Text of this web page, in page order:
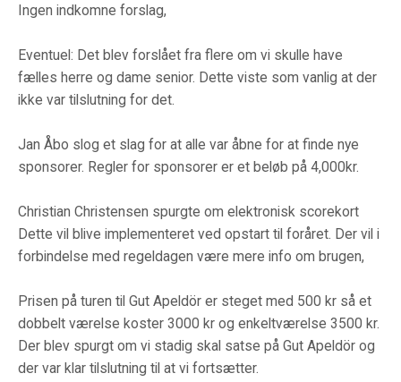
Ingen indkomne forslag,
Eventuel: Det blev forslået fra flere om vi skulle have
fælles herre og dame senior. Dette viste som vanlig at der
ikke var tilslutning for det.
Jan Åbo slog et slag for at alle var åbne for at finde nye
sponsorer. Regler for sponsorer er et beløb på 4,000kr.
Christian Christensen spurgte om elektronisk scorekort
Dette vil blive implementeret ved opstart til foråret. Der vil i
forbindelse med regeldagen være mere info om brugen,
Prisen på turen til Gut Apeldör er steget med 500 kr så et
dobbelt værelse koster 3000 kr og enkeltværelse 3500 kr.
Der blev spurgt om vi stadig skal satse på Gut Apeldör og
der var klar tilslutning til at vi fortsætter.